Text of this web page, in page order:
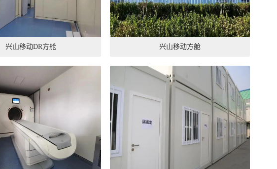
兴山移动DR方舱 兴山移动方舱